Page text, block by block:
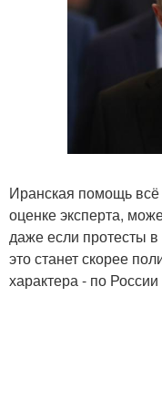
Иранская помощь
оценке эксперта,
даже если протесты
это станет скорее
характера - по